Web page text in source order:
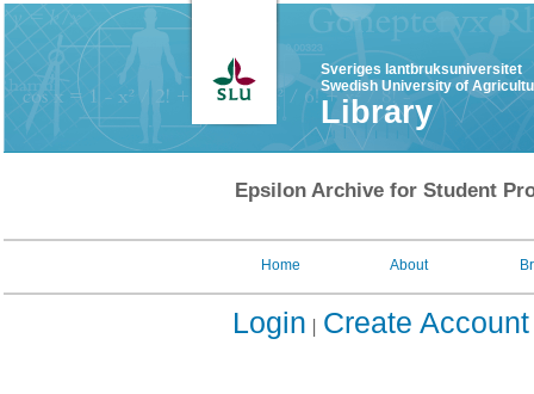
Sveriges lantbruksuniversitet
Swedish University of
Library
Epsilon Archive for Student
Home About
Login Create Account